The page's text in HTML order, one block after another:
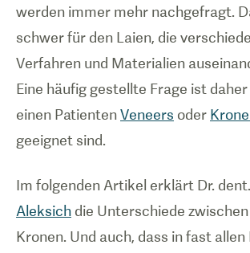
werden immer mehr nachgefragt.
schwer für den Laien, die
Verfahren und Materialien
Eine häufig gestellte Frage ist
einen PatientenVeneers oder
geeignet sind.
Im folgenden Artikel erklärt Dr. dent.
Aleksich die Unterschiede
Kronen. Und auch, dass in fast allen